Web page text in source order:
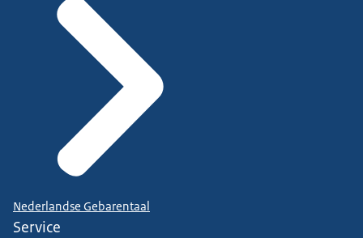
Nederlandse Gebarentaal
Service